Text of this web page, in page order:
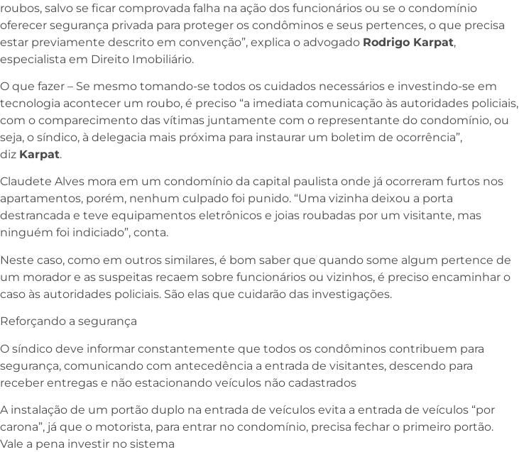
roubos, salvo se ficar comprovada falha na ação dos funcionários ou se o condomínio
oferecer segurança privada para proteger os condôminos e seus pertences, o que precisa
estar previamente descrito em convenção”, explica o advogado Rodrigo Karpat,
especialista em Direito Imobiliário.
O que fazer – Se mesmo tomando-se todos os cuidados necessários e investindo-se em
tecnologia acontecer um roubo, é preciso “a imediata comunicação às autoridades policiais,
com o comparecimento das vítimas juntamente com o representante do condomínio, ou
seja, o síndico, à delegacia mais próxima para instaurar um boletim de ocorrência”,
diz Karpat.
Claudete Alves mora em um condomínio da capital paulista onde já ocorreram furtos nos
apartamentos, porém, nenhum culpado foi punido. “Uma vizinha deixou a porta
destrancada e teve equipamentos eletrônicos e joias roubadas por um visitante, mas
ninguém foi indiciado”, conta.
Neste caso, como em outros similares, é bom saber que quando some algum pertence de
um morador e as suspeitas recaem sobre funcionários ou vizinhos, é preciso encaminhar o
caso às autoridades policiais. São elas que cuidarão das investigações.
Reforçando a segurança
O síndico deve informar constantemente que todos os condôminos contribuem para
segurança, comunicando com antecedência a entrada de visitantes, descendo para
receber entregas e não estacionando veículos não cadastrados
A instalação de um portão duplo na entrada de veículos evita a entrada de veículos “por
carona”, já que o motorista, para entrar no condomínio, precisa fechar o primeiro portão.
Vale a pena investir no sistema